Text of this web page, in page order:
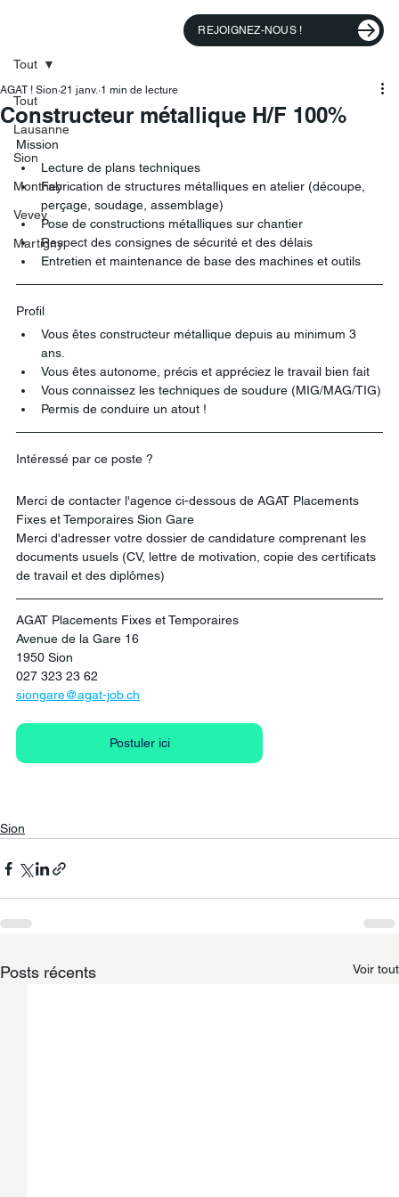
REJOIGNEZ-NOUS !
Tout
Lausanne
Sion
Monthey
Vevey
Martigny
Tout
Constructeur métallique H/F 100%
AGAT ! Sion 21 janv. 1 min de lecture
Mission
Lecture de plans techniques
Fabrication de structures métalliques en atelier (découpe,
perçage, soudage, assemblage)
Pose de constructions métalliques sur chantier
Respect des consignes de sécurité et des délais
Entretien et maintenance de base des machines et outils
Profil
Vous êtes constructeur métallique depuis au minimum 3
ans.
Vous êtes autonome, précis et appréciez le travail bien fait
Vous connaissez les techniques de soudure (MIG/MAG/TIG)
Permis de conduire un atout !
Intéressé par ce poste ?
Merci de contacter l'agence ci-dessous de AGAT Placements
Fixes et Temporaires Sion Gare
Merci d'adresser votre dossier de candidature comprenant les
documents usuels (CV, lettre de motivation, copie des certificats
de travail et des diplômes)
AGAT Placements Fixes et Temporaires
Avenue de la Gare 16
1950 Sion
027 323 23 62
siongare@agat-job.ch
Postuler ici
Sion
Posts récents Voir tout